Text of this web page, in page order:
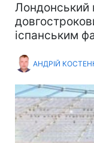
Лондонський
іспанським
АНДРІЙ